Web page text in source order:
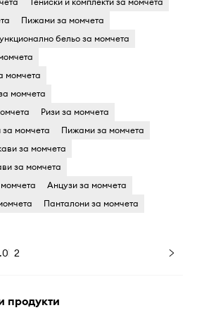
Пижами за момчета
бельо за момчета
момчета
момчета
Ризи за момчета
за момчета
Пижами за момчета
за момчета
за момчета
Анцузи за момчета
Панталони за момчета
2
продукти